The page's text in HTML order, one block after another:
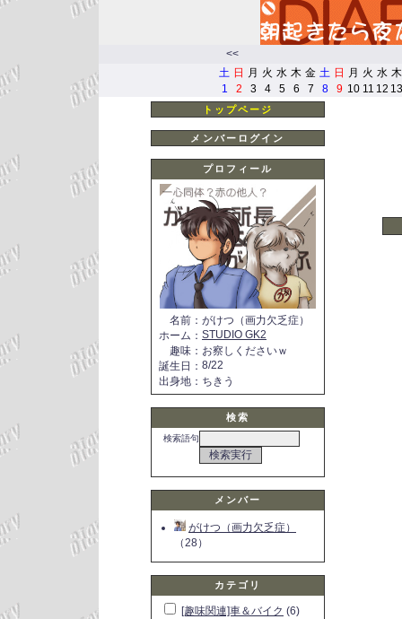
<<
土 日 月 火 水 木 金 土 日 月 火 水 木
1
2 3 4 5 6 7 8 9 10 11 12 13
トップページ
メンバーログイン
プロフィール
名前 ： がけつ（画力欠乏症）
ホーム ： STUDIO GK2
趣味 ： お察しくださいｗ
誕生日 ： 8/22
出身地 ： ちきう
検索
検索語句
メンバー
がけつ（画力欠乏症）
（28）
カテゴリ
[趣味関連]車＆バイク (6)